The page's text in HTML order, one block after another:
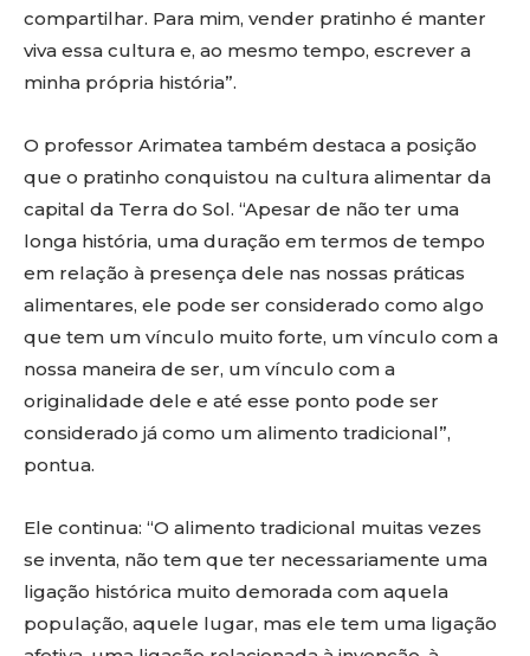
compartilhar. Para mim, vender pratinho é manter
viva essa cultura e, ao mesmo tempo, escrever a
minha própria história”.
O professor Arimatea também destaca a posição
que o pratinho conquistou na cultura alimentar da
capital da Terra do Sol. “Apesar de não ter uma
longa história, uma duração em termos de tempo
em relação à presença dele nas nossas práticas
alimentares, ele pode ser considerado como algo
que tem um vínculo muito forte, um vínculo com a
nossa maneira de ser, um vínculo com a
originalidade dele e até esse ponto pode ser
considerado já como um alimento tradicional”,
pontua.
Ele continua: “O alimento tradicional muitas vezes
se inventa, não tem que ter necessariamente uma
ligação histórica muito demorada com aquela
população, aquele lugar, mas ele tem uma ligação